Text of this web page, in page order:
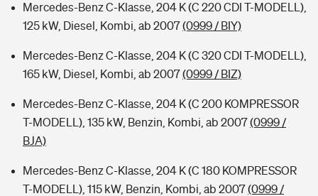
Mercedes-Benz C-Klasse, 204 K (C 220 CDI T-MODELL),
125 kW, Diesel, Kombi, ab 2007(0999 / BIY)
Mercedes-Benz C-Klasse, 204 K (C 320 CDI T-MODELL),
165 kW, Diesel, Kombi, ab 2007(0999 / BIZ)
Mercedes-Benz C-Klasse, 204 K (C 200 KOMPRESSOR
T-MODELL), 135 kW, Benzin, Kombi, ab 2007(0999 /
BJA)
Mercedes-Benz C-Klasse, 204 K (C 180 KOMPRESSOR
T-MODELL), 115 kW, Benzin, Kombi, ab 2007(0999 /